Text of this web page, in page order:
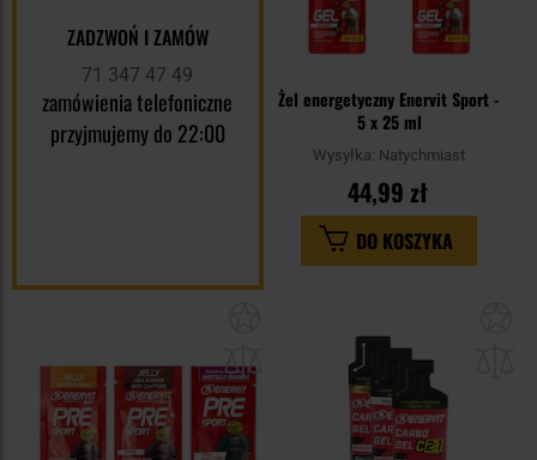
ZADZWOŃ I ZAMÓW
71 347 47 49
zamówienia telefoniczne
przyjmujemy do 22:00
Żel energetyczny Enervit Sport -
5 x 25 ml
Wysyłka: Natychmiast
44,99 zł
DO KOSZYKA